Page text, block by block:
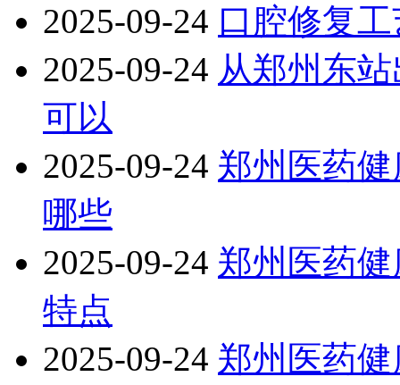
2025-09-24 口腔修复
2025-09-24 从郑州东
可以
2025-09-24 郑州医药
哪些
2025-09-24 郑州医药
特点
2025-09-24 郑州医药